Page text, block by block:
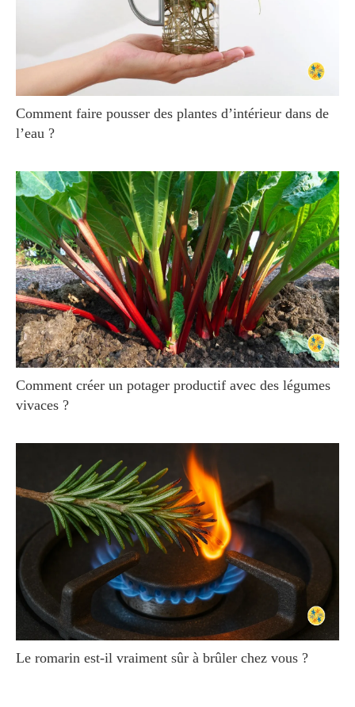
Comment faire pousser des plantes d’intérieur dans de
l’eau ?
Comment créer un potager productif avec des légumes
vivaces ?
Le romarin est-il vraiment sûr à brûler chez vous ?